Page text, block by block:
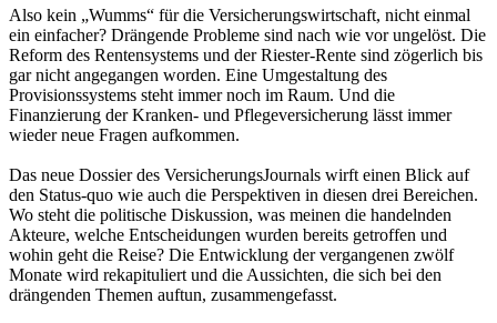
Also kein „Wumms“ für die Versicherungswirtschaft, nicht einmal
ein einfacher? Drängende Probleme sind nach wie vor ungelöst. Die
Reform des Rentensystems und der Riester-Rente sind zögerlich bis
gar nicht angegangen worden. Eine Umgestaltung des
Provisionssystems steht immer noch im Raum. Und die
Finanzierung der Kranken- und Pflegeversicherung lässt immer
wieder neue Fragen aufkommen.
Das neue Dossier des VersicherungsJournals wirft einen Blick auf
den Status-quo wie auch die Perspektiven in diesen drei Bereichen.
Wo steht die politische Diskussion, was meinen die handelnden
Akteure, welche Entscheidungen wurden bereits getroffen und
wohin geht die Reise? Die Entwicklung der vergangenen zwölf
Monate wird rekapituliert und die Aussichten, die sich bei den
drängenden Themen auftun, zusammengefasst.